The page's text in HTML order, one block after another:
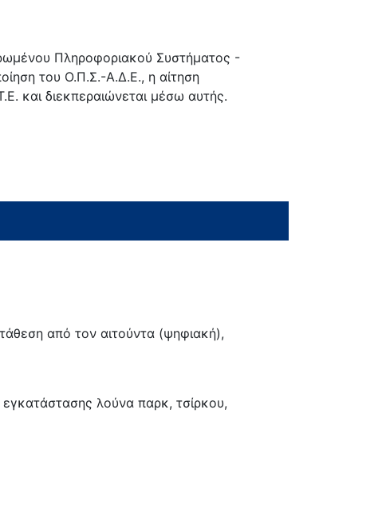
Πληροφοριακού Συστήματος -
του Ο.Π.Σ.-Α.Δ.Ε., η αίτηση
και διεκπεραιώνεται μέσω αυτής.
από τον αιτούντα (ψηφιακή),
λούνα παρκ, τσίρκου,